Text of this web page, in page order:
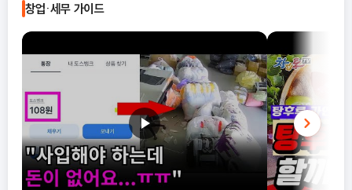
창업·세무 가이드